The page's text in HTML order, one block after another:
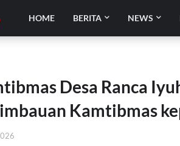
HOME BERITA NEWS
Desa Ranca
Kamtibmas